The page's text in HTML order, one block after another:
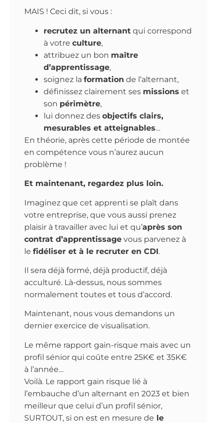
MAIS ! Ceci dit, si vous :
recrutez un alternant qui correspond
à votre culture,
attribuez un bon maître
d’apprentissage,
soignez la formation de l’alternant,
définissez clairement ses missions et
son périmètre,
lui donnez des objectifs clairs,
mesurables et atteignables…
En théorie, après cette période de montée
en compétence vous n’aurez aucun
problème !
Et maintenant, regardez plus loin.
Imaginez que cet apprenti se plaît dans
votre entreprise, que vous aussi prenez
plaisir à travailler avec lui et qu’après son
contrat d’apprentissage vous parvenez à
le fidéliser et à le recruter en CDI.
Il sera déjà formé, déjà productif, déjà
acculturé. Là-dessus, nous sommes
normalement toutes et tous d’accord.
Maintenant, nous vous demandons un
dernier exercice de visualisation.
Le même rapport gain-risque mais avec un
profil sénior qui coûte entre 25K€ et 35K€
à l’année…
Voilà. Le rapport gain risque lié à
l’embauche d’un alternant en 2023 et bien
meilleur que celui d’un profil sénior,
SURTOUT, si on est en mesure de le